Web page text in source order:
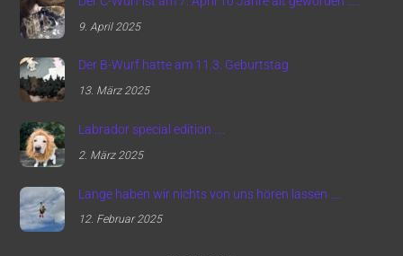
9. April 2025
Der B-Wurf hatte am 11.3. Geburtstag
13. März 2025
Labrador special edition ….
2. März 2025
Lange haben wir nichts von uns hören lassen ….
12. Februar 2025